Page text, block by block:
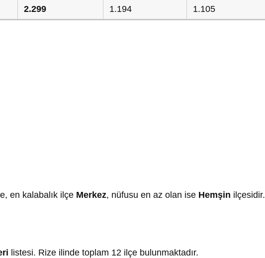
2.299 1.194 1.105
en kalabalık ilçe Merkez, nüfusu en az olan ise Hemşin ilçesidir.
listesi. Rize ilinde toplam 12 ilçe bulunmaktadır.